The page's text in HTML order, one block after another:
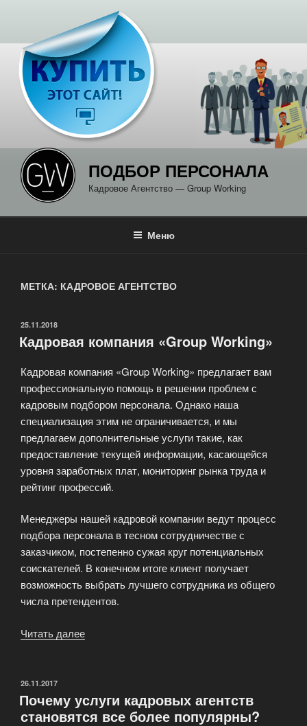
содержимому
ПОДБОР ПЕРСОНАЛА
Кадровое Агентство — Group Working
Меню
МЕТКА: КАДРОВОЕ АГЕНТСТВО
ОПУБЛИКОВАНО
25.11.2018
Кадровая компания «Group Working»
Кадровая компания «Group Working» предлагает вам
профессиональную помощь в решении проблем с
кадровым подбором персонала. Однако наша
специализация этим не ограничивается, и мы
предлагаем дополнительные услуги такие, как
предоставление текущей информации, касающейся
уровня заработных плат, мониторинг рынка труда и
рейтинг профессий.
Менеджеры нашей кадровой компании ведут процесс
подбора персонала в тесном сотрудничестве с
заказчиком, постепенно сужая круг потенциальных
соискателей. В конечном итоге клиент получает
возможность выбрать лучшего сотрудника из общего
числа претендентов.
Читать далее
ОПУБЛИКОВАНО
26.11.2017
Почему услуги кадровых агентств
становятся все более популярны?